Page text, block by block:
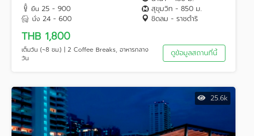
ยืน 25 - 900
นั่ง 24 - 600
สุขุมวิท - 850 ม.
ชิดลม - ราชดำริ
THB 1,800
เต็มวัน (~8 ชม.) | 2 Coffee Breaks, อาหารกลาง
วัน
ดูข้อมูลสถานที่นี้
25.6k